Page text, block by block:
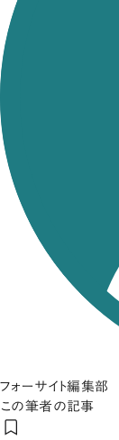
フォーサイト編集部
この筆者の記事